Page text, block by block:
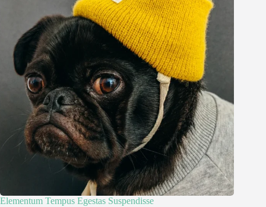
Elementum Tempus Egestas Suspendisse